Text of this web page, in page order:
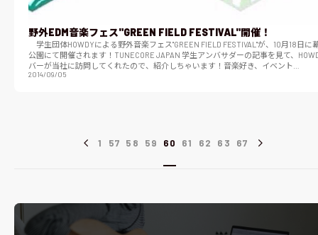
野外EDM音楽フェス"GREEN FIELD FESTIVAL"開催！
学生団体HOWDYによる野外音楽フェス"GREEN FIELD FESTIVAL"が、10月18日に
公園にて開催されます！TUNECORE JAPAN 学生アンバサダーの記事を見て、
バーが当社に訪問してくれたので、紹介しちゃいます！音楽好き、イベント…
2014/09/05
1 57 58 59 60 61 62 63 67